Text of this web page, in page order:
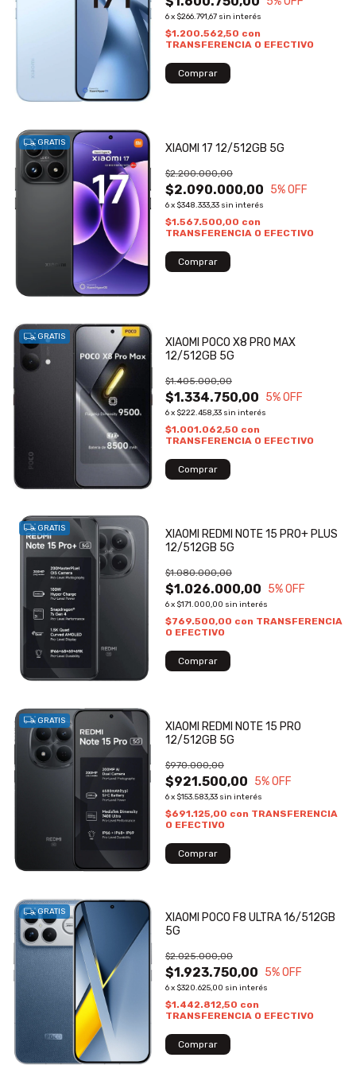
6x $266.791,67 sin interés
$1.200.562,50 con
TRANSFERENCIA O EFECTIVO
GRATIS XIAOMI 17 12/512GB 5G
$2.090.000,00
$2.200.000,00
5% OFF
6x $348.333,33 sin interés
$1.567.500,00 con
TRANSFERENCIA O EFECTIVO
GRATIS
XIAOMI POCO X8 PRO MAX
12/512GB 5G
$1.334.750,00
$1.405.000,00
5% OFF
6x $222.458,33 sin interés
$1.001.062,50 con
TRANSFERENCIA O EFECTIVO
GRATIS
XIAOMI REDMI NOTE 15 PRO+ PLUS
12/512GB 5G
$1.026.000,00
$1.080.000,00
5% OFF
6x $171.000,00 sin interés
$769.500,00 con TRANSFERENCIA
O EFECTIVO
GRATIS
XIAOMI REDMI NOTE 15 PRO
12/512GB 5G
$921.500,00
$970.000,00
5% OFF
6x $153.583,33 sin interés
$691.125,00 con TRANSFERENCIA
O EFECTIVO
GRATIS
XIAOMI POCO F8 ULTRA 16/512GB
5G
$1.923.750,00
$2.025.000,00
5% OFF
6x $320.625,00 sin interés
$1.442.812,50 con
TRANSFERENCIA O EFECTIVO